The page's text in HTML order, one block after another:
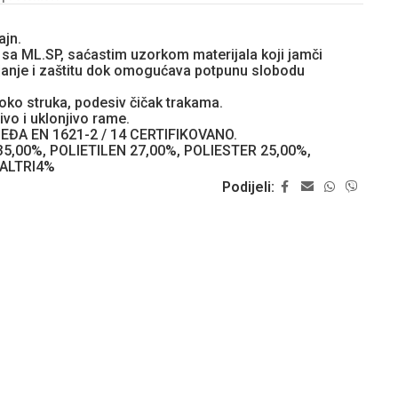
ML.SP, saćastim uzorkom materijala koji jamči
i zaštitu dok omogućava potpunu slobodu
struka, podesiv čičak trakama.
i uklonjivo rame.
EN 1621-2 / 14 CERTIFIKOVANO.
POLIETILEN 27,00%, POLIESTER 25,00%,
Podijeli: